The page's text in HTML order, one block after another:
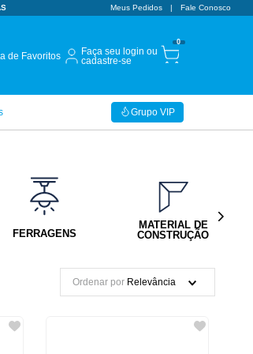
Meus Pedidos Fale Conosco
de Favoritos
Faça seu login ou
cadastre-se
0
Grupo VIP
FERRAGENS
MATERIAL DE
CONSTRUÇÃO
Ordenar por Relevância